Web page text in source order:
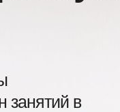
занятий в